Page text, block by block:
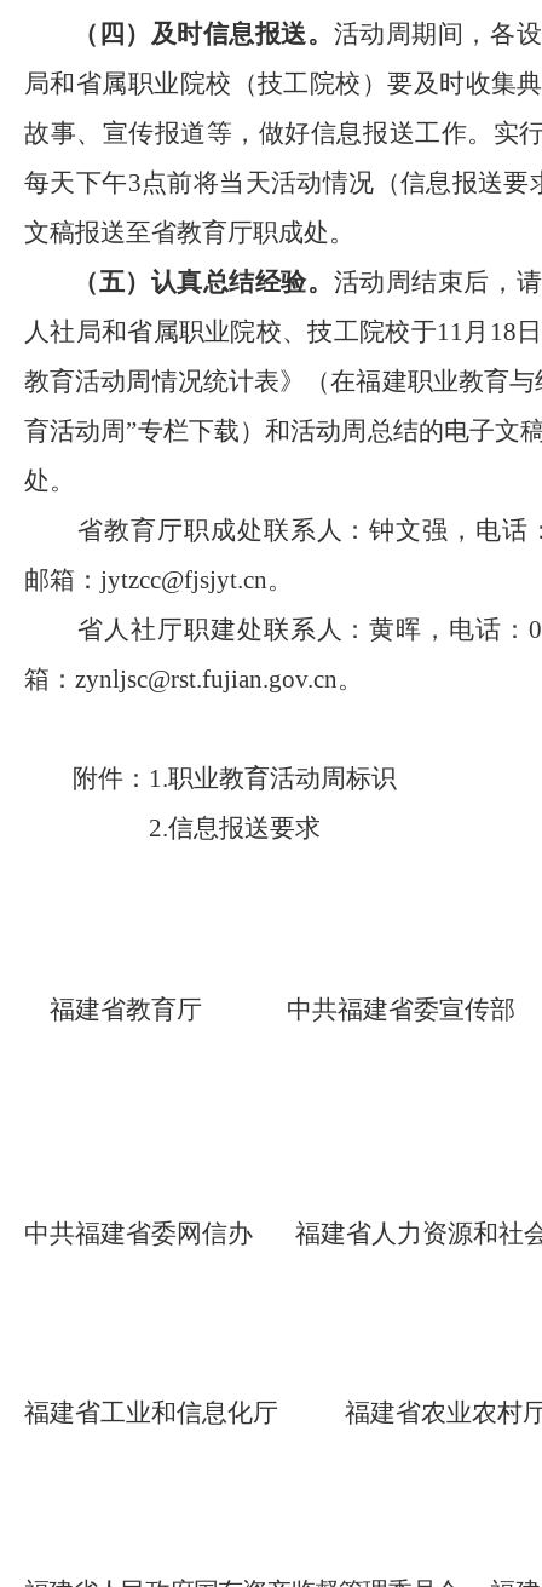
（四）及时信息报送。 活动周期间，各
局和省属职业院校 （技工院校 ）要及时收集
故事、宣传报道等，做好信息报送工作。实
每天下午3点前将当天活动情况（信息报送要
文稿报送至省教育厅职成处。
（五）认真总结经验。 活动周结束后，
人社局和省属职业院校、技工院校于11月 18
教育活动周情况统计表》
（在福建职业教育
育活动周”专栏下载）和活动周总结的电子文
处。
省教育厅职成处联系人：钟文强 ，电话
邮箱： jytzcc@fjsjyt.cn。
省人社厅职建处联系人：黄晖 ，电话：
箱： zynljsc@rst.fujian.gov.cn。
附件： 1.职业教育活动周标识
2.信息报送要求
福建省教育厅 中共福建省委宣传部
中共福建省委网信办 福建省人力资源和社
福建省工业和信息化厅 福建省农业农村